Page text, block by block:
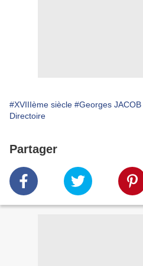
#XVIIIème siècle #Georges JACOB
Directoire
Partager